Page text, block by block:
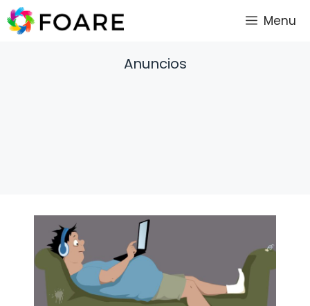
Saltar
al
Menu
Anuncios